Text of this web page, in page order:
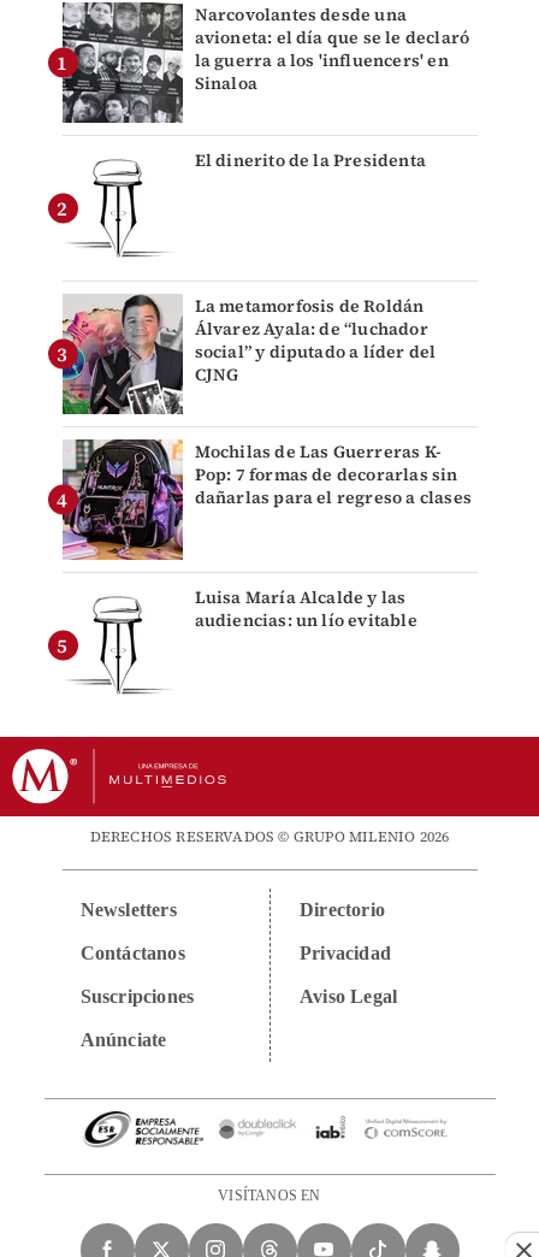
Narcovolantes desde una
avioneta: el día que se le declaró
la guerra a los 'influencers' en
Sinaloa
El dinerito de la Presidenta
La metamorfosis de Roldán
Álvarez Ayala: de “luchador
social” y diputado a líder del
CJNG
Mochilas de Las Guerreras K-
Pop: 7 formas de decorarlas sin
dañarlas para el regreso a clases
Luisa María Alcalde y las
audiencias: un lío evitable
DERECHOS RESERVADOS © GRUPO MILENIO 2026
Newsletters
Contáctanos
Suscripciones
Anúnciate
Directorio
Privacidad
Aviso Legal
VISÍTANOS EN